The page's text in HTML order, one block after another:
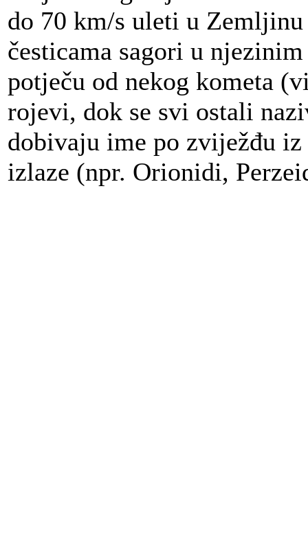
do 70 km/s uleti u
česticama sagori u
potječu od nekog kometa
rojevi, dok se svi ostali
dobivaju ime po zviježđu
izlaze (npr. Orionidi,